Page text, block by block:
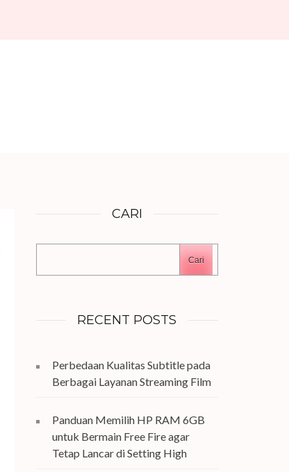
CARI
Cari
RECENT POSTS
Perbedaan Kualitas Subtitle pada
Berbagai Layanan Streaming Film
Panduan Memilih HP RAM 6GB
untuk Bermain Free Fire agar
Tetap Lancar di Setting High